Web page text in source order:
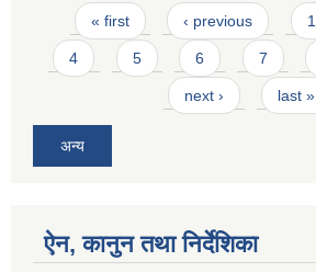
Pages
« first ‹ previous 1
4 5 6 7
next › last »
अन्य
ऐन, कानुन तथा निर्देशिका